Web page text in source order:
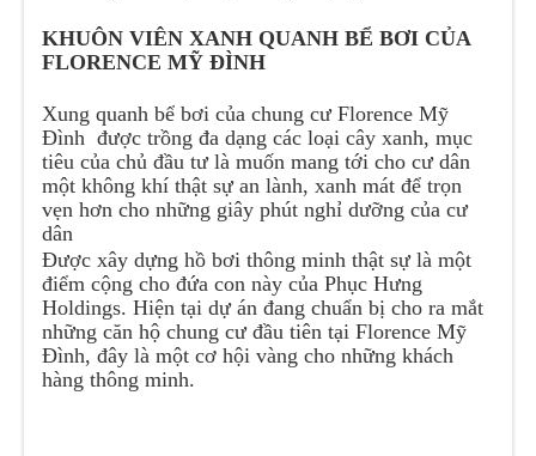
KHUÔN VIÊN XANH QUANH BỂ BƠI CỦA
FLORENCE MỸ ĐÌNH
Xung quanh bể bơi của chung cư Florence Mỹ
Đình được trồng đa dạng các loại cây xanh, mục
tiêu của chủ đầu tư là muốn mang tới cho cư dân
một không khí thật sự an lành, xanh mát để trọn
vẹn hơn cho những giây phút nghỉ dưỡng của cư
dân
Được xây dựng hồ bơi thông minh thật sự là một
điểm cộng cho đứa con này của Phục Hưng
Holdings. Hiện tại dự án đang chuẩn bị cho ra mắt
những căn hộ chung cư đầu tiên tại Florence Mỹ
Đình, đây là một cơ hội vàng cho những khách
hàng thông minh.